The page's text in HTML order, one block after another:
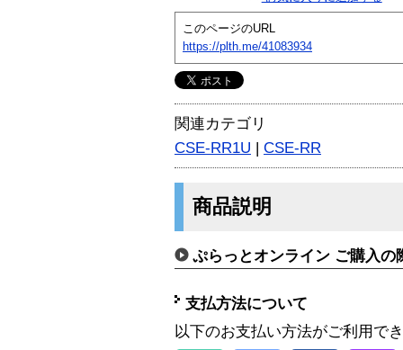
このページのURL
https://plth.me/41083934
関連カテゴリ
CSE-RR1U | CSE-RR
商品説明
ぷらっとオンライン ご購入の
支払方法について
以下のお支払い方法がご利用で